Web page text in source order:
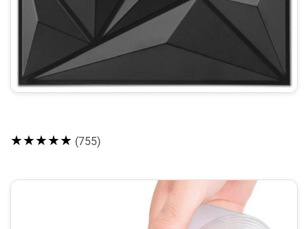
★★★★★ (755)